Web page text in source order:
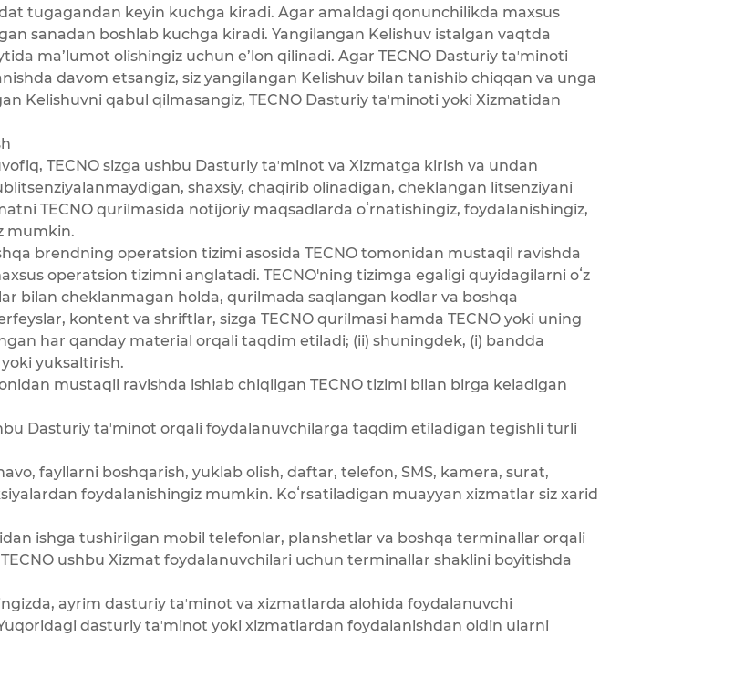
tugagandan keyin kuchga kiradi. Agar amaldagi qonunchilikda maxsus
sanadan boshlab kuchga kiradi. Yangilangan Kelishuv istalgan vaqtda
ma’lumot olishingiz uchun e’lon qilinadi. Agar TECNO Dasturiy taʼminoti
davom etsangiz, siz yangilangan Kelishuv bilan tanishib chiqqan va unga
Kelishuvni qabul qilmasangiz, TECNO Dasturiy taʼminoti yoki Xizmatidan
TECNO sizga ushbu Dasturiy taʼminot va Xizmatga kirish va undan
shaxsiy, chaqirib olinadigan, cheklangan litsenziyani
TECNO qurilmasida notijoriy maqsadlarda oʻrnatishingiz, foydalanishingiz,
mumkin.
brendning operatsion tizimi asosida TECNO tomonidan mustaqil ravishda
operatsion tizimni anglatadi. TECNO'ning tizimga egaligi quyidagilarni oʻz
bilan cheklanmagan holda, qurilmada saqlangan kodlar va boshqa
kontent va shriftlar, sizga TECNO qurilmasi hamda TECNO yoki uning
har qanday material orqali taqdim etiladi; (ii) shuningdek, (i) bandda
yuksaltirish.
mustaqil ravishda ishlab chiqilgan TECNO tizimi bilan birga keladigan
Dasturiy taʼminot orqali foydalanuvchilarga taqdim etiladigan tegishli turli
fayllarni boshqarish, yuklab olish, daftar, telefon, SMS, kamera, surat,
foydalanishingiz mumkin. Koʻrsatiladigan muayyan xizmatlar siz xarid
ishga tushirilgan mobil telefonlar, planshetlar va boshqa terminallar orqali
ushbu Xizmat foydalanuvchilari uchun terminallar shaklini boyitishda
ayrim dasturiy taʼminot va xizmatlarda alohida foydalanuvchi
dasturiy taʼminot yoki xizmatlardan foydalanishdan oldin ularni